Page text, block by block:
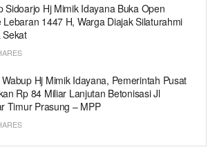
Sidoarjo Hj Mimik Idayana Buka Open
Lebaran 1447 H, Warga Diajak Silaturahmi
Sekat
Hj Mimik Idayana, Pemerintah Pusat
Rp 84 Miliar Lanjutan Betonisasi Jl
Timur Prasung – MPP